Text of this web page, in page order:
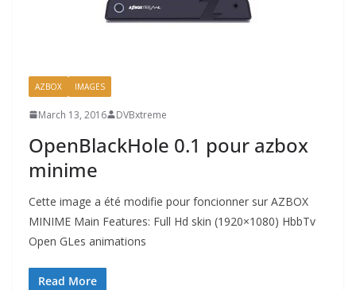
AZBOX IMAGES
March 13, 2016 DVBxtreme
OpenBlackHole 0.1 pour azbox
minime
Cette image a été modifie pour foncionner sur AZBOX
MINIME Main Features: Full Hd skin (1920×1080) HbbTv
Open GLes animations
Read More